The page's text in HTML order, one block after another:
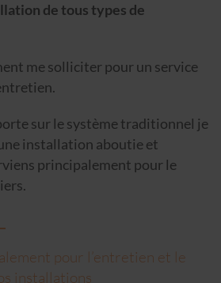
de tous types de
me solliciter pour un service
sur le système traditionnel je
installation aboutie et
principalement pour le
pour l’entretien et le
installations